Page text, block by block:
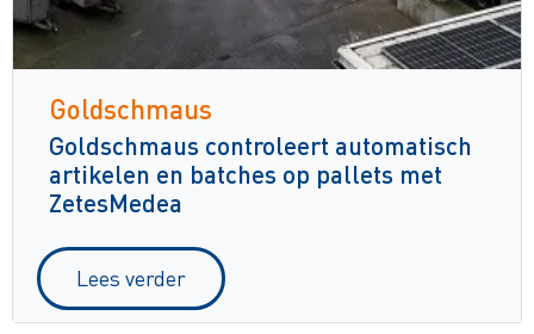
Goldschmaus
Goldschmaus controleert automatisch
artikelen en batches op pallets met
ZetesMedea
Lees verder